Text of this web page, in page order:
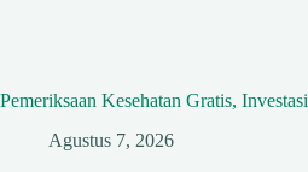
Pemeriksaan Kesehatan Gratis,
Agustus 7, 2026